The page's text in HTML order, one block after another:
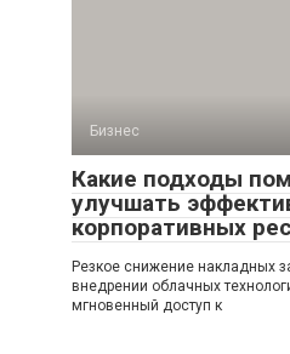
Бизнес
Какие подходы
улучшать
корпоративных
Резкое снижение накладных
внедрении облачных
мгновенный доступ к